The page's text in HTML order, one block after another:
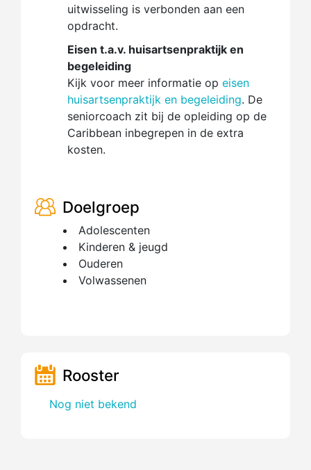
uitwisseling is verbonden aan een
opdracht.
Eisen t.a.v. huisartsenpraktijk en
begeleiding
Kijk voor meer informatie op eisen
huisartsenpraktijk en begeleiding. De
seniorcoach zit bij de opleiding op de
Caribbean inbegrepen in de extra
kosten.
Doelgroep
Adolescenten
Kinderen & jeugd
Ouderen
Volwassenen
Rooster
Nog niet bekend